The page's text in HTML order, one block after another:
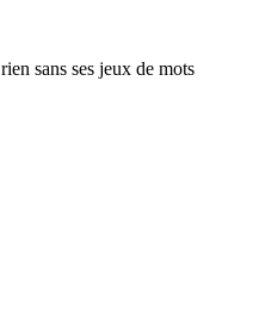
sans ses jeux de mots